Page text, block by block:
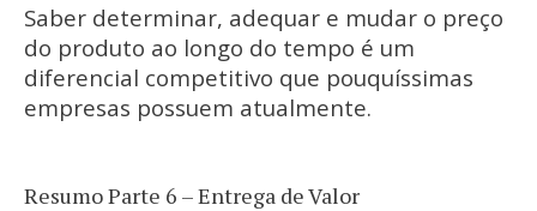
Saber determinar, adequar e mudar o preço
do produto ao longo do tempo é um
diferencial competitivo que pouquíssimas
empresas possuem atualmente.
Resumo Parte 6 – Entrega de Valor